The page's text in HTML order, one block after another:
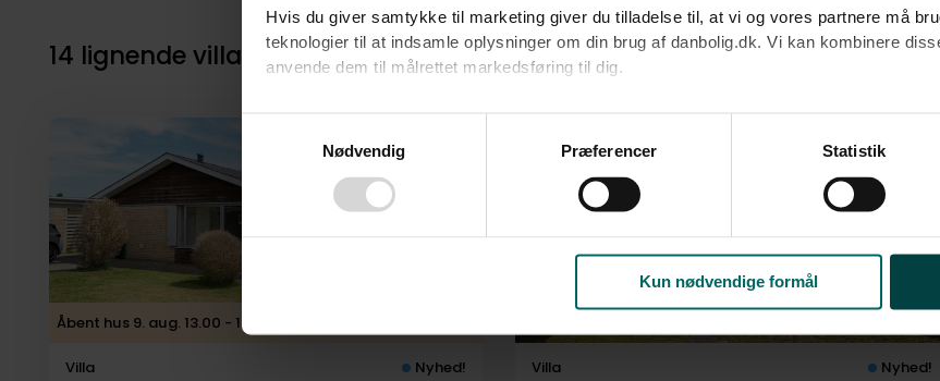
Hvis du giver samtykke til marketing giver du tilladelse til, at vi og vores partnere må
teknologier til at indsamle oplysninger om din brug af danbolig.dk. Vi kan kombinere
anvende dem til målrettet markedsføring til dig.​
Ved at klikke på ”OK” giver du samtykke til alle formål. Du kan til enhver tid læse mere
tilbagekalde dit samtykke ved at følge linket til vores
. Oplysninger om
Nødvendig Præferencer Statistik
Kun nødvendige formål
14 lignende villaer i nærheden til 2.000.000-2.800.000 kr. på omkring 166
Åbent hus 9. aug. 13.00 - 13.30, kræver tilmelding
Villa Nyhed! Villa Nyhed!